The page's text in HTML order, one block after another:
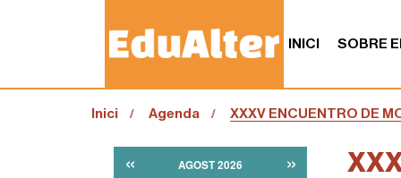
INICI SOBRE
oInici Agenda XXXV ENCUENTRO DE
« AGOST 2026 »